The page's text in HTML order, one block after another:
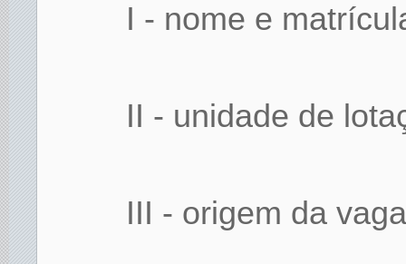
I - nome e
II - unidade de
III - origem da